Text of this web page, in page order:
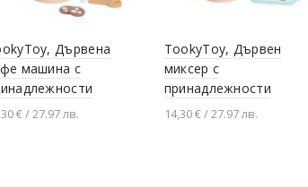
Дървена
машина с
€ / 27.97 лв.
TookyToy, Дървен
миксер с
принадлежности
14,30 € / 27.97 лв.